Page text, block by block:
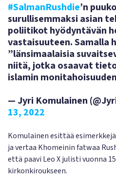
#SalmanRushdie’n
surullisemmaksi asian
poliitikot hyödyntävän
vastaisuuteen. Samalla
”länsimaalaisia
niitä, jotka osaavat
islamin
— Jyri Komulainen
13, 2022
Komulainen esittää
ja vertaa Khomeinin fatwaa
että paavi Leo X julisti vuonna
kirkonkiroukseen.